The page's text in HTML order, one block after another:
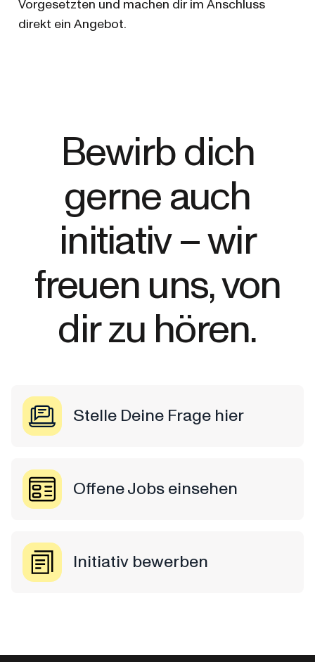
Vorgesetzten und machen dir im Anschluss
direkt ein Angebot.
Bewirb dich
gerne auch
initiativ – wir
freuen uns, von
dir zu hören.
Stelle Deine Frage hier
Offene Jobs einsehen
Initiativ bewerben